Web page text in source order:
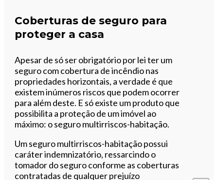
Coberturas de seguro para
proteger a casa
Apesar de só ser obrigatório por lei ter um
seguro com cobertura de incêndio nas
propriedades horizontais, a verdade é que
existem inúmeros riscos que podem ocorrer
para além deste. E só existe um produto que
possibilita a proteção de um imóvel ao
máximo: o seguro multirriscos-habitação.
Um seguro multirriscos-habitação possui
caráter indemnizatório, ressarcindo o
tomador do seguro conforme as coberturas
contratadas de qualquer prejuízo